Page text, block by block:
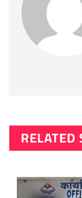
RELATED